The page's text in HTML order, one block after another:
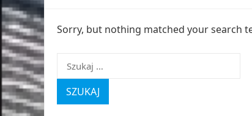
Sorry, but nothing matched your search
Szukaj: